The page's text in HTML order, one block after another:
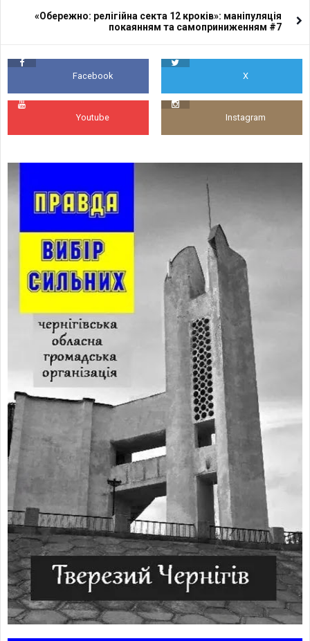
«Обережно: релігійна секта 12 кроків»: маніпуляція
покаянням та самоприниженням #7
Facebook X
Youtube Instagram